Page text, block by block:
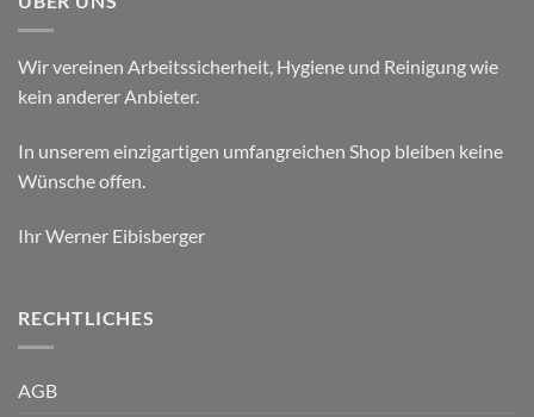
Wir vereinen Arbeitssicherheit, Hygiene und Reinigung wie
kein anderer Anbieter.
In unserem einzigartigen umfangreichen Shop bleiben keine
Wünsche offen.
Ihr Werner Eibisberger
RECHTLICHES
AGB